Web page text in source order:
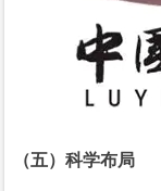
（五）科学布局